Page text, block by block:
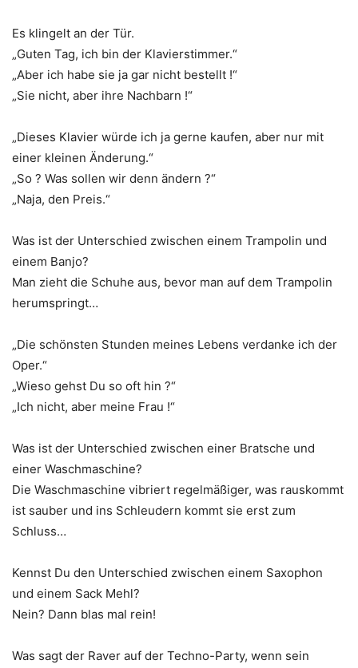
Es klingelt an der Tür.
„Guten Tag, ich bin der Klavierstimmer.“
„Aber ich habe sie ja gar nicht bestellt !“
„Sie nicht, aber ihre Nachbarn !“
„Dieses Klavier würde ich ja gerne kaufen, aber nur mit
einer kleinen Änderung.“
„So ? Was sollen wir denn ändern ?“
„Naja, den Preis.“
Was ist der Unterschied zwischen einem Trampolin und
einem Banjo?
Man zieht die Schuhe aus, bevor man auf dem Trampolin
herumspringt…
„Die schönsten Stunden meines Lebens verdanke ich der
Oper.“
„Wieso gehst Du so oft hin ?“
„Ich nicht, aber meine Frau !“
Was ist der Unterschied zwischen einer Bratsche und
einer Waschmaschine?
Die Waschmaschine vibriert regelmäßiger, was rauskommt
ist sauber und ins Schleudern kommt sie erst zum
Schluss…
Kennst Du den Unterschied zwischen einem Saxophon
und einem Sack Mehl?
Nein? Dann blas mal rein!
Was sagt der Raver auf der Techno-Party, wenn sein